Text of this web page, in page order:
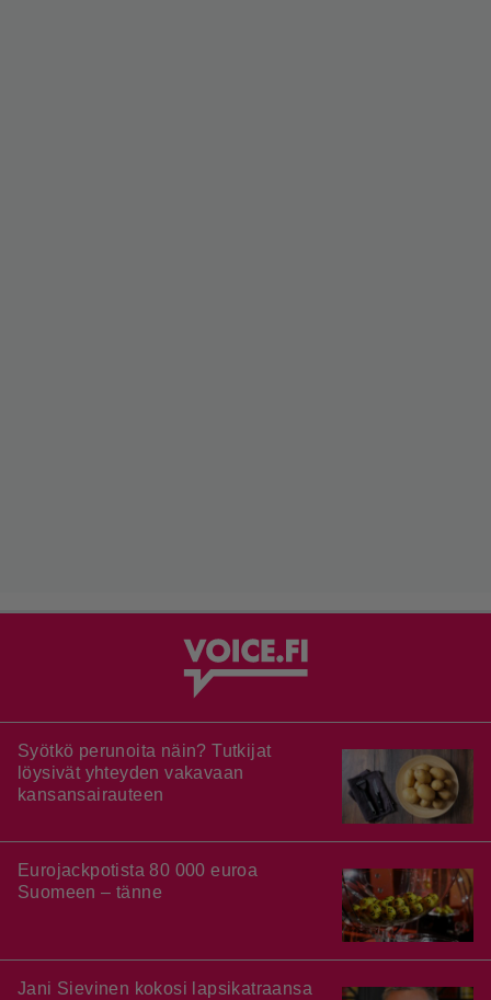
Syötkö perunoita näin? Tutkijat
löysivät yhteyden vakavaan
kansansairauteen
Eurojackpotista 80 000 euroa
Suomeen – tänne
Jani Sievinen kokosi lapsikatraansa